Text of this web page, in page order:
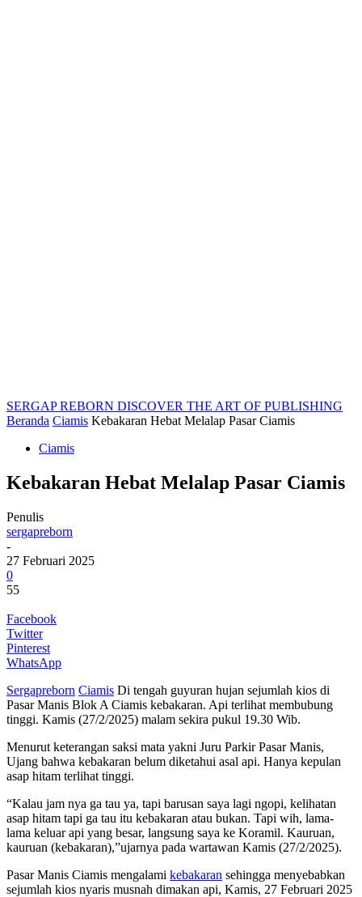
SERGAP REBORN DISCOVER THE ART OF PUBLISHING
Beranda Ciamis Kebakaran Hebat Melalap Pasar Ciamis
Ciamis
Kebakaran Hebat Melalap Pasar Ciamis
Penulis
sergapreborn
-
27 Februari 2025
0
55
Facebook
Twitter
Pinterest
WhatsApp
Sergapreborn Ciamis Di tengah guyuran hujan sejumlah kios di
Pasar Manis Blok A Ciamis kebakaran. Api terlihat membubung
tinggi. Kamis (27/2/2025) malam sekira pukul 19.30 Wib.
Menurut keterangan saksi mata yakni Juru Parkir Pasar Manis,
Ujang bahwa kebakaran belum diketahui asal api. Hanya kepulan
asap hitam terlihat tinggi.
“Kalau jam nya ga tau ya, tapi barusan saya lagi ngopi, kelihatan
asap hitam tapi ga tau itu kebakaran atau bukan. Tapi wih, lama-
lama keluar api yang besar, langsung saya ke Koramil. Kauruan,
kauruan (kebakaran),”ujarnya pada wartawan Kamis (27/2/2025).
Pasar Manis Ciamis mengalami kebakaran sehingga menyebabkan
sejumlah kios nyaris musnah dimakan api, Kamis, 27 Februari 2025